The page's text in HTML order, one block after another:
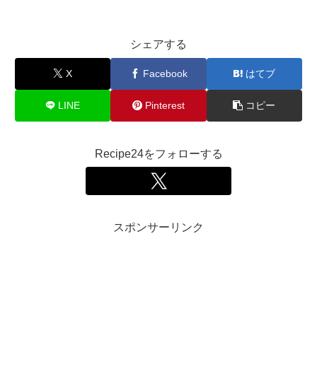
シェアする
X Facebook はてブ
LINE Pinterest コピー
Recipe24をフォローする
スポンサーリンク